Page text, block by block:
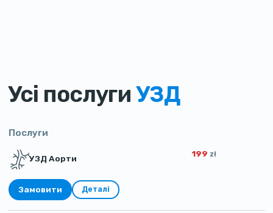
Усі послуги УЗД
Послуги
УЗД Аорти 199 zł
Замовити Деталі